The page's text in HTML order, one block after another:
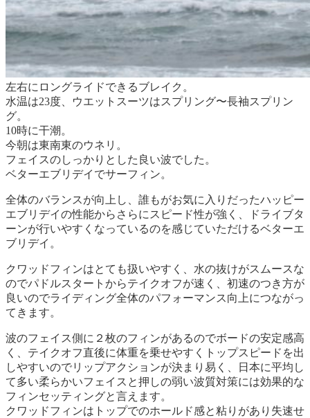
左右にロングライドできるブレイク。
水温は23度、ウエットスーツはスプリング〜長袖スプリン
グ。
10時に干潮。
今朝は東南東のウネリ。
フェイスのしっかりとした良い波でした。
ベターエブリデイでサーフィン。
全体のバランスが向上し、誰もがお気に入りだったハッピー
エブリデイの性能からさらにスピード性が強く、ドライブタ
ーンが行いやすくなっているのを感じていただけるベターエ
ブリデイ。
クワッドフィンはとても扱いやすく、水の抜けがスムースな
のでパドルスタートからテイクオフが速く、初速のつき方が
良いのでライディング全体のパフォーマンス向上につながっ
てきます。
波のフェイス側に２枚のフィンがあるのでボードの安定感高
く、テイクオフ直後に体重を乗せやすくトップスピードを出
しやすいのでリップアクションが決まり易く、日本に平均し
て多い柔らかいフェイスと押しの弱い波質対策には効果的な
フィンセッティングと言えます。
クワッドフィンはトップでのホールド感と粘りがあり失速せ